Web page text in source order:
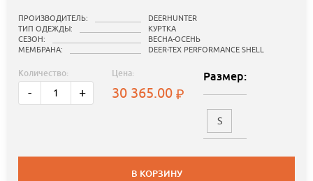
ПРОИЗВОДИТЕЛЬ:
DEERHUNTER
ТИП ОДЕЖДЫ:
КУРТКА
СЕЗОН:
ВЕСНА-ОСЕНЬ
МЕМБРАНА:
DEER-TEX PERFORMANCE SHELL
Количество:
- +
Цена:
30 365.00
Размер:
S
В КОРЗИНУ